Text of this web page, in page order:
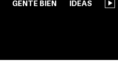
GENTE BIEN IDEAS